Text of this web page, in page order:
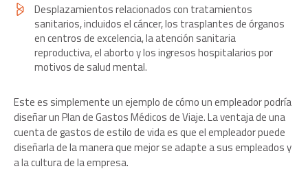
Desplazamientos relacionados con tratamientos
sanitarios, incluidos el cáncer, los trasplantes de órganos
en centros de excelencia, la atención sanitaria
reproductiva, el aborto y los ingresos hospitalarios por
motivos de salud mental.
Este es simplemente un ejemplo de cómo un empleador podría
diseñar un Plan de Gastos Médicos de Viaje. La ventaja de una
cuenta de gastos de estilo de vida es que el empleador puede
diseñarla de la manera que mejor se adapte a sus empleados y
a la cultura de la empresa.